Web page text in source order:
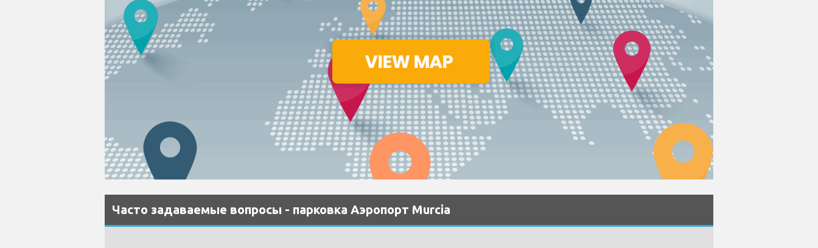
Часто задаваемые вопросы - парковка Аэропорт Murcia